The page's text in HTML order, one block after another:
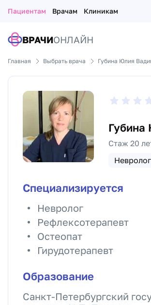
Пациентам Врачам Клиникам
ВРАЧИОНЛАЙН
Главная Выбрать врача Губина Юлия
Губина
Стаж 20
Невролог
Специализируется
Невролог
Рефлексотерапевт
Остеопат
Гирудотерапевт
Образование
Санкт-Петербургский